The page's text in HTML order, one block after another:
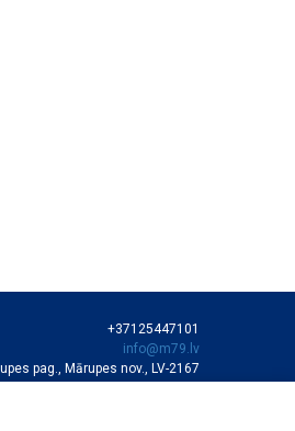
+37125447101
info@m79.lv
pag., Mārupes nov., LV-2167